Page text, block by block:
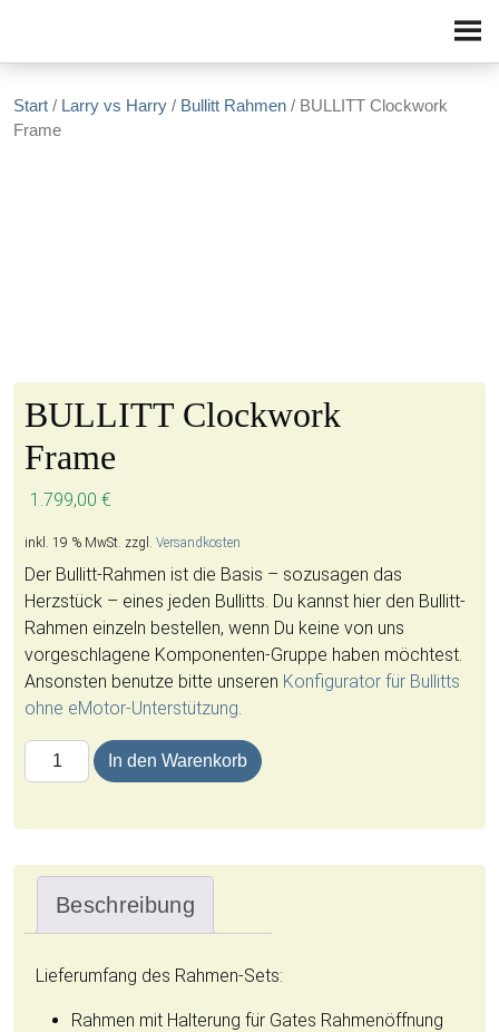
Start / Larry vs Harry / Bullitt Rahmen / BULLITT Clockwork
Frame
BULLITT Clockwork
Frame
1.799,00 €
inkl. 19 % MwSt. zzgl. Versandkosten
Der Bullitt-Rahmen ist die Basis – sozusagen das
Herzstück – eines jeden Bullitts. Du kannst hier den Bullitt-
Rahmen einzeln bestellen, wenn Du keine von uns
vorgeschlagene Komponenten-Gruppe haben möchtest.
Ansonsten benutze bitte unseren Konfigurator für Bullitts
ohne eMotor-Unterstützung
BULLITT Clockwork | Frame Menge
In den Warenkorb
Beschreibung
Lieferumfang des Rahmen-Sets:
Rahmen mit Halterung für Gates Rahmenöffnung